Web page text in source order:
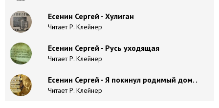
Есенин Сергей - Хулиган
Читает Р. Клейнер
Есенин Сергей - Русь уходящая
Читает Р. Клейнер
Есенин Сергей - Я покинул родимый дом. .
Читает Р. Клейнер